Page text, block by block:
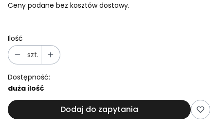
Ceny podane bez kosztów dostawy.
Ilość
szt.
Dostępność:
duża ilość
Dodaj do zapytania